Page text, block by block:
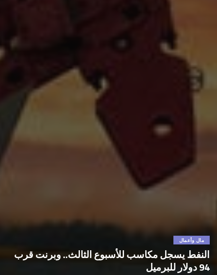
مال وأعمال
النفط يسجل مكاسب للأسبوع الثالث.. وبرنت قرب
94 دولار للبرميل